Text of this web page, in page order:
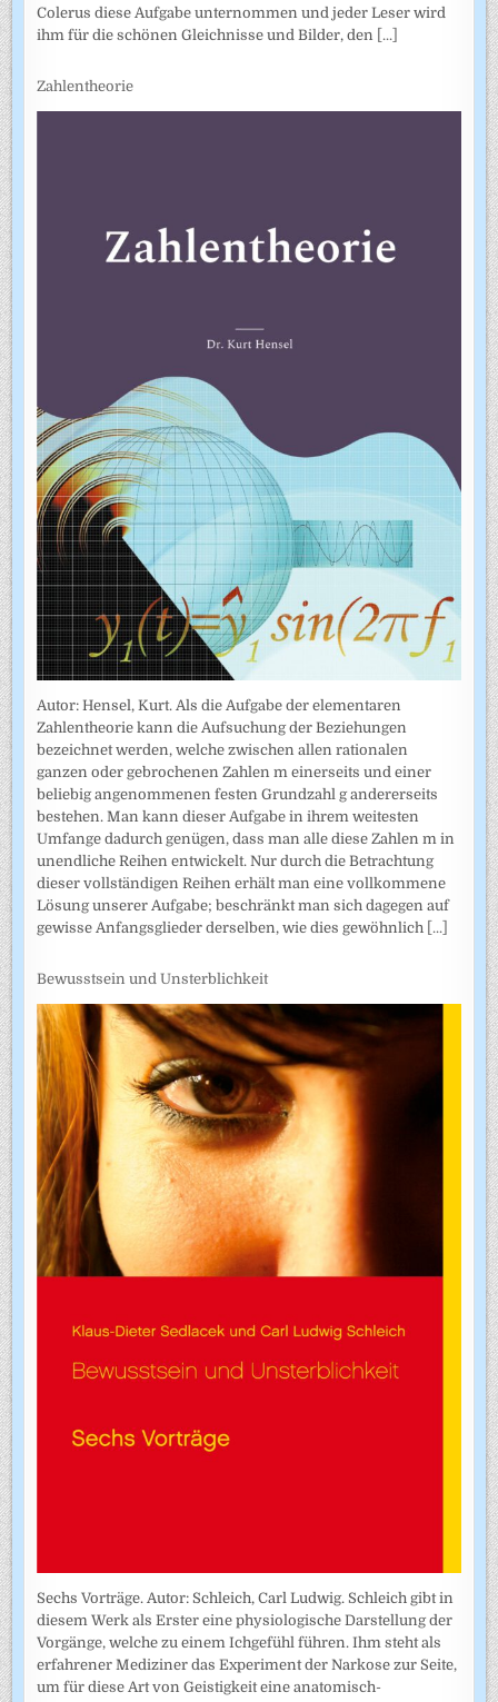
Colerus diese Aufgabe unternommen und jeder Leser wird
ihm für die schönen Gleichnisse und Bilder, den [...]
Zahlentheorie
Autor: Hensel, Kurt. Als die Aufgabe der elementaren
Zahlentheorie kann die Aufsuchung der Beziehungen
bezeichnet werden, welche zwischen allen rationalen
ganzen oder gebrochenen Zahlen m einerseits und einer
beliebig angenommenen festen Grundzahl g andererseits
bestehen. Man kann dieser Aufgabe in ihrem weitesten
Umfange dadurch genügen, dass man alle diese Zahlen m in
unendliche Reihen entwickelt. Nur durch die Betrachtung
dieser vollständigen Reihen erhält man eine vollkommene
Lösung unserer Aufgabe; beschränkt man sich dagegen auf
gewisse Anfangsglieder derselben, wie dies gewöhnlich [...]
Bewusstsein und Unsterblichkeit
Sechs Vorträge. Autor: Schleich, Carl Ludwig. Schleich gibt in
diesem Werk als Erster eine physiologische Darstellung der
Vorgänge, welche zu einem Ichgefühl führen. Ihm steht als
erfahrener Mediziner das Experiment der Narkose zur Seite,
um für diese Art von Geistigkeit eine anatomisch-